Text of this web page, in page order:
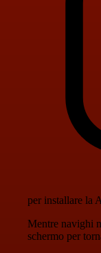
per installare la
Mentre navighi
schermo per